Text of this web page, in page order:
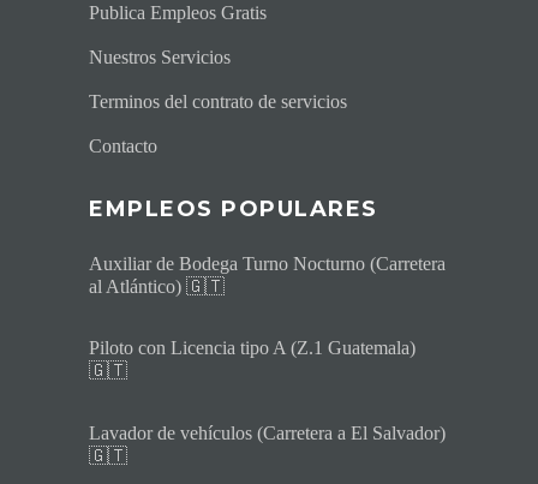
Publica Empleos Gratis
Nuestros Servicios
Terminos del contrato de servicios
Contacto
EMPLEOS POPULARES
Auxiliar de Bodega Turno Nocturno (Carretera
al Atlántico) 🇬🇹
Piloto con Licencia tipo A (Z.1 Guatemala)
🇬🇹
Lavador de vehículos (Carretera a El Salvador)
🇬🇹